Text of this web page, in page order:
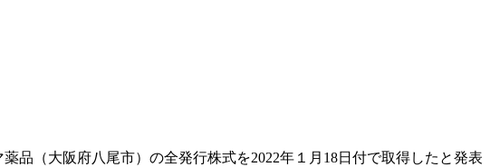
品（大阪府八尾市）の全発行株式を2022年１月18日付で取得したと発表